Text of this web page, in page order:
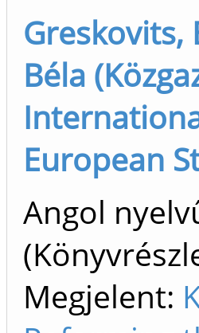
Greskovits,
Béla
European
Angol
Megjelent: